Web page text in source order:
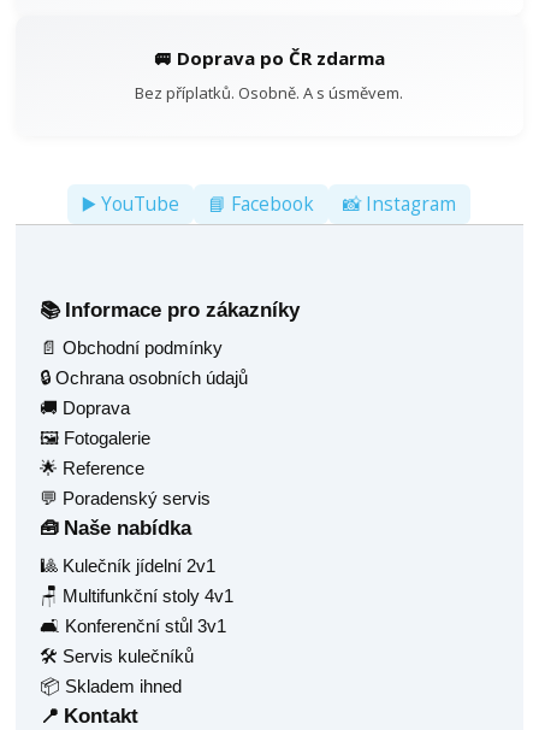
🚐 Doprava po ČR zdarma
Bez příplatků. Osobně. A s úsměvem.
▶️ YouTube 📘 Facebook 📸 Instagram
📚 Informace pro zákazníky
📄 Obchodní podmínky
🔒 Ochrana osobních údajů
🚚 Doprava
🖼️ Fotogalerie
🌟 Reference
💬 Poradenský servis
🧰 Naše nabídka
🎱 Kulečník jídelní 2v1
🪑 Multifunkční stoly 4v1
🛋️ Konferenční stůl 3v1
🛠️ Servis kulečníků
📦 Skladem ihned
📍 Kontakt